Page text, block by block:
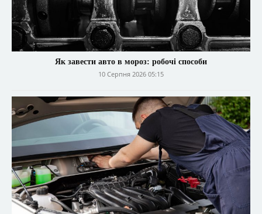
Як завести авто в мороз: робочі способи
10 Серпня 2026 05:15